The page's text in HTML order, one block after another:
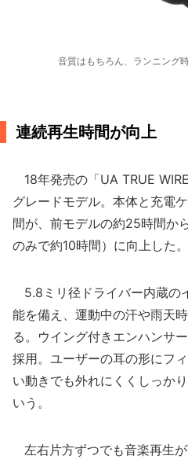
音質はもちろん、ランニング
連続再生時間が向上
18年発売の「UA TRUE
グレードモデル。本体と充電
間が、前モデルの約25時間か
のみで約10時間）に向上した。
5.8ミリ径ドライバー内蔵の
能を備え、運動中の汗や雨天
る。ウイング付きエンハンサ
採用。ユーザーの耳の形にフ
い動きでも外れにくくしっか
いう。
左右片方ずつでも音楽再生